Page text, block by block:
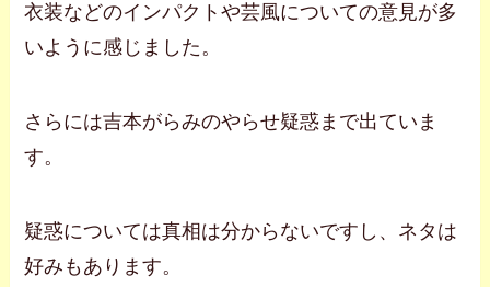
衣装などのインパクトや芸風についての意見が多
いように感じました。
さらには吉本がらみのやらせ疑惑まで出ていま
す。
疑惑については真相は分からないですし、ネタは
好みもあります。